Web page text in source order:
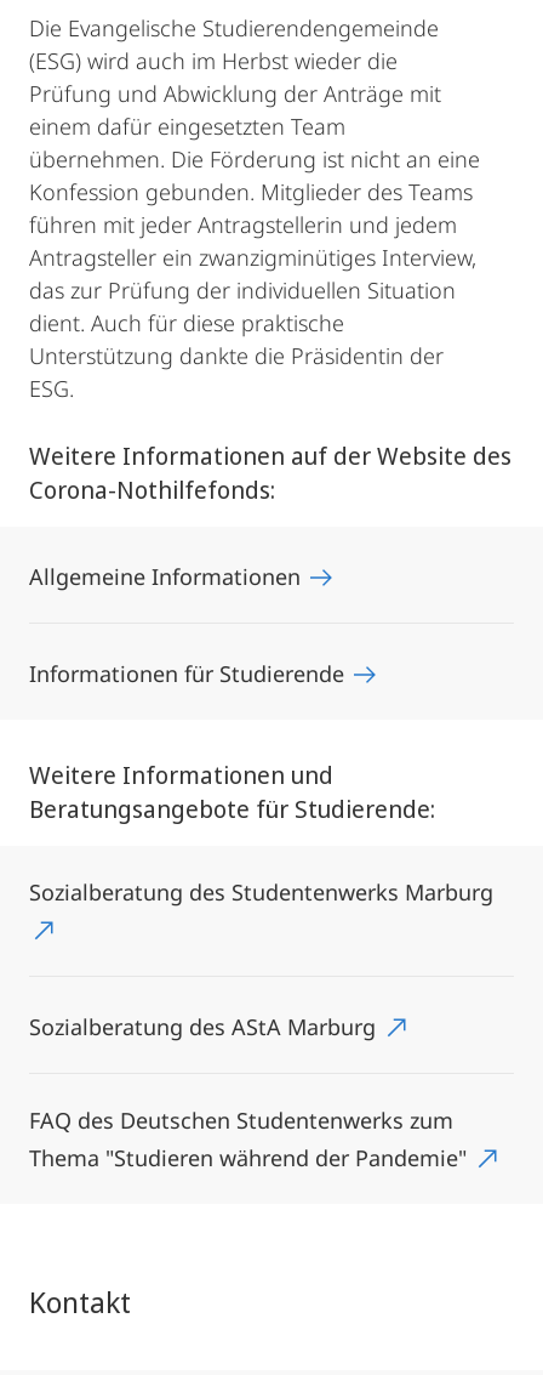
Die Evangelische Studierendengemeinde
(ESG) wird auch im Herbst wieder die
Prüfung und Abwicklung der Anträge mit
einem dafür eingesetzten Team
übernehmen. Die Förderung ist nicht an eine
Konfession gebunden. Mitglieder des Teams
führen mit jeder Antragstellerin und jedem
Antragsteller ein zwanzigminütiges Interview,
das zur Prüfung der individuellen Situation
dient. Auch für diese praktische
Unterstützung dankte die Präsidentin der
ESG.
Weitere Informationen auf der Website des
Corona-Nothilfefonds:
Allgemeine Informationen
Informationen für Studierende
Weitere Informationen und
Beratungsangebote für Studierende:
Sozialberatung des Studentenwerks Marburg
Sozialberatung des AStA Marburg
FAQ des Deutschen Studentenwerks zum
Thema "Studieren während der Pandemie"
Kontakt